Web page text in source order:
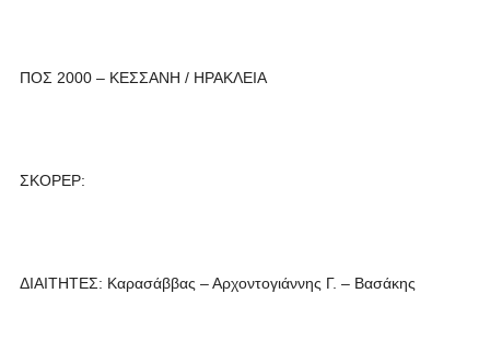
ΠΟΣ 2000 – ΚΕΣΣΑΝΗ / ΗΡΑΚΛΕΙΑ
ΣΚΟΡΕΡ:
ΔΙΑΙΤΗΤΕΣ: Καρασάββας – Αρχοντογιάννης Γ. – Βασάκης